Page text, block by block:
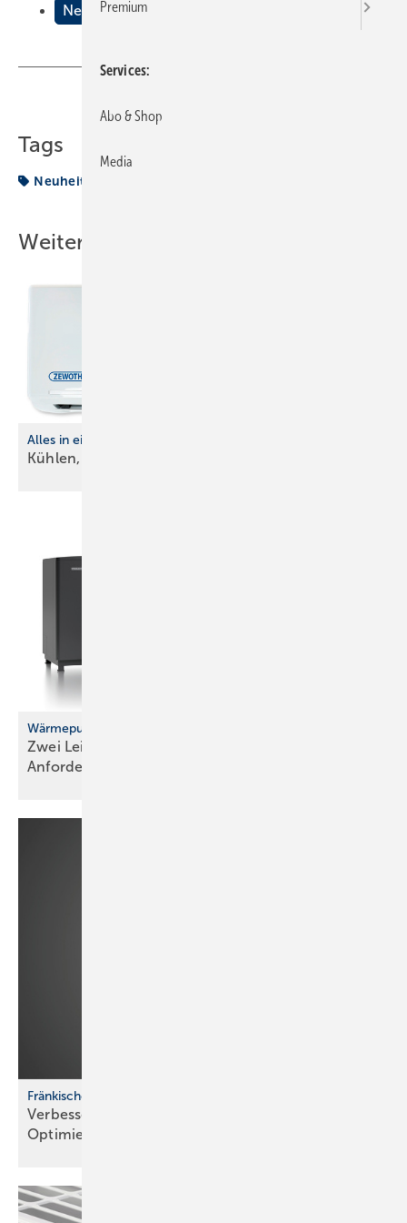
Neuheiten auf dem Markt
Tags
Neuheit
Weitere Inhalte
Alles in einem
Kühlen, heizen, entfeuchten und
Wärmepumpenportfolio erweitert
Zwei Leistungsgrößen für unterschiedliche
Anforderungen
Fränkische profi-air System
Verbesserte Handhabung und nachhaltige
Optimierungen
Premium
Services
Abo & Shop
Media